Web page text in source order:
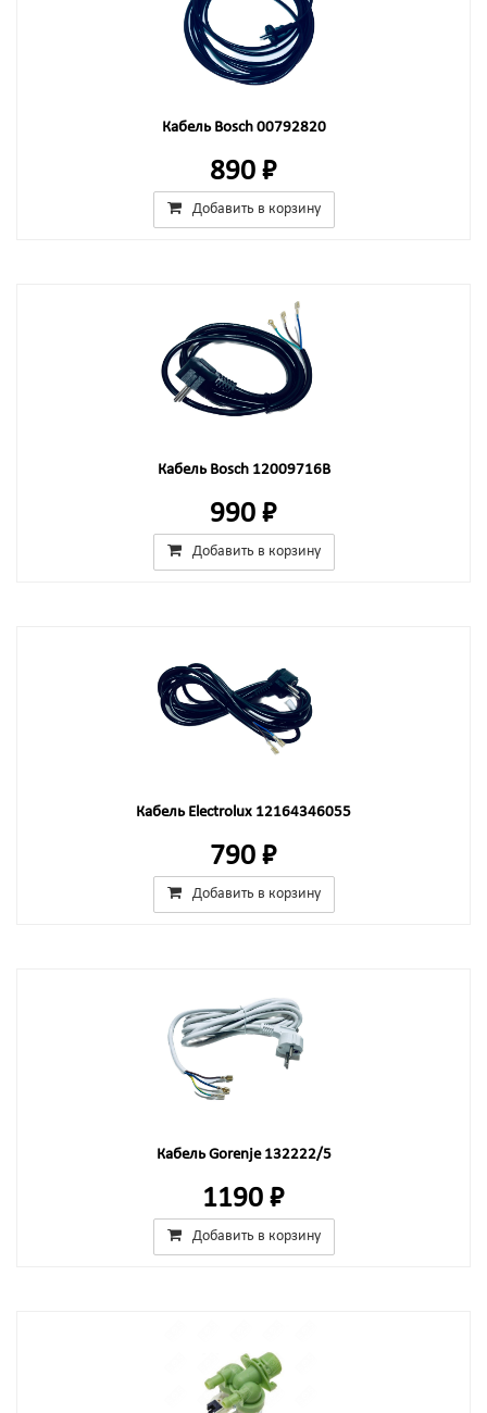
Кабель Bosch 00792820
890 ₽
Добавить в корзину
Кабель Bosch 12009716B
990 ₽
Добавить в корзину
Кабель Electrolux 12164346055
790 ₽
Добавить в корзину
Кабель Gorenje 132222/5
1190 ₽
Добавить в корзину